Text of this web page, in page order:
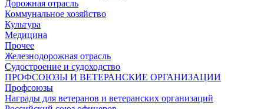
Дорожная отрасль
Коммунальное хозяйство
Культура
Медицина
Прочее
Железнодорожная отрасль
Судостроение и судоходство
ПРОФСОЮЗЫ И ВЕТЕРАНСКИЕ ОРГАНИЗАЦИИ
Профсоюзы
Награды для ветеранов и ветеранских организаций